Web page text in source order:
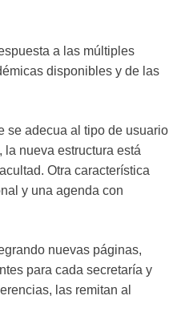
a las múltiples
disponibles y de las
se adecua al tipo de usuario
nueva estructura está
Otra característica
y una agenda con
nuevas páginas,
para cada secretaría y
las remitan al